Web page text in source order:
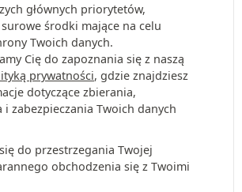
głównych priorytetów,
środki mające na celu
Twoich danych.
Cię do zapoznania się z naszą
prywatności, gdzie znajdziesz
dotyczące zbierania,
i zabezpieczania Twoich danych
do przestrzegania Twojej
obchodzenia się z Twoimi